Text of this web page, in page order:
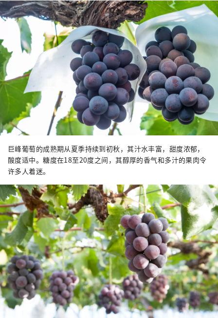
巨峰葡萄的成熟期从夏季持续到初秋，其汁水丰富，甜度浓郁，
酸度适中。糖度在18至20度之间，其醇厚的香气和多汁的果肉令
许多人着迷。